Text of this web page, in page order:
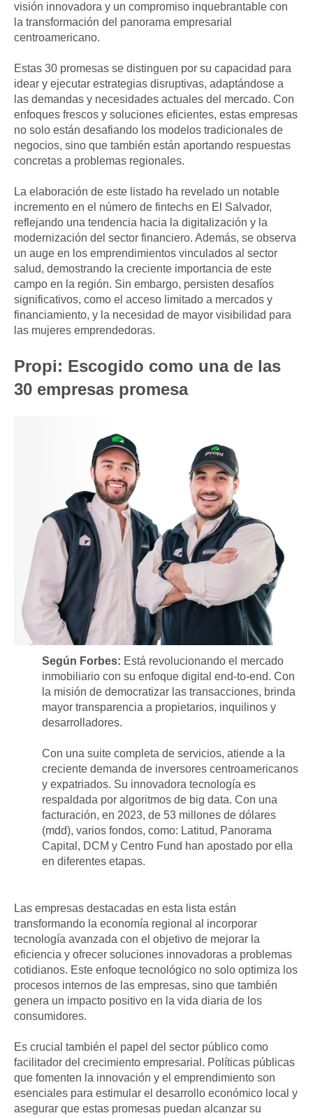
visión innovadora y un compromiso inquebrantable con
la transformación del panorama empresarial
centroamericano.
Estas 30 promesas se distinguen por su capacidad para
idear y ejecutar estrategias disruptivas, adaptándose a
las demandas y necesidades actuales del mercado. Con
enfoques frescos y soluciones eficientes, estas empresas
no solo están desafiando los modelos tradicionales de
negocios, sino que también están aportando respuestas
concretas a problemas regionales.
La elaboración de este listado ha revelado un notable
incremento en el número de fintechs en El Salvador,
reflejando una tendencia hacia la digitalización y la
modernización del sector financiero. Además, se observa
un auge en los emprendimientos vinculados al sector
salud, demostrando la creciente importancia de este
campo en la región. Sin embargo, persisten desafíos
significativos, como el acceso limitado a mercados y
financiamiento, y la necesidad de mayor visibilidad para
las mujeres emprendedoras.
Propi: Escogido como una de las
30 empresas promesa
Según Forbes: Está revolucionando el mercado
inmobiliario con su enfoque digital end-to-end. Con
la misión de democratizar las transacciones, brinda
mayor transparencia a propietarios, inquilinos y
desarrolladores.
Con una suite completa de servicios, atiende a la
creciente demanda de inversores centroamericanos
y expatriados. Su innovadora tecnología es
respaldada por algoritmos de big data. Con una
facturación, en 2023, de 53 millones de dólares
(mdd), varios fondos, como: Latitud, Panorama
Capital, DCM y Centro Fund han apostado por ella
en diferentes etapas.
Las empresas destacadas en esta lista están
transformando la economía regional al incorporar
tecnología avanzada con el objetivo de mejorar la
eficiencia y ofrecer soluciones innovadoras a problemas
cotidianos. Este enfoque tecnológico no solo optimiza los
procesos internos de las empresas, sino que también
genera un impacto positivo en la vida diaria de los
consumidores.
Es crucial también el papel del sector público como
facilitador del crecimiento empresarial. Políticas públicas
que fomenten la innovación y el emprendimiento son
esenciales para estimular el desarrollo económico local y
asegurar que estas promesas puedan alcanzar su